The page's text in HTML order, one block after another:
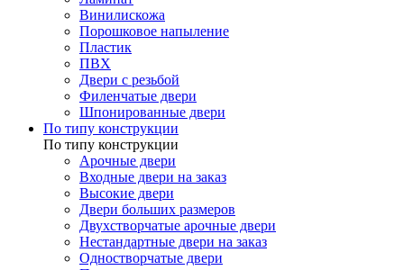
Винилискожа
Порошковое напыление
Пластик
ПВХ
Двери с резьбой
Филенчатые двери
Шпонированные двери
По типу конструкции
По типу конструкции
Арочные двери
Входные двери на заказ
Высокие двери
Двери больших размеров
Двухстворчатые арочные двери
Нестандартные двери на заказ
Одностворчатые двери